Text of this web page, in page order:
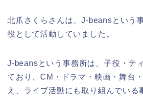
北爪さくらさんは、J-beansという
役として活動していました。
J-beansという事務所は、子役・テ
ており、CM・ドラマ・映画・舞台
え、ライブ活動にも取り組んでいる